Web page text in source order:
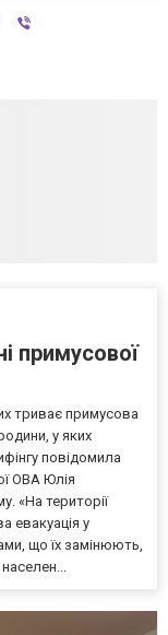
примусової
триває примусова
у яких
повідомила
ОВА Юлія
«На території
евакуація у
що їх замінюють,